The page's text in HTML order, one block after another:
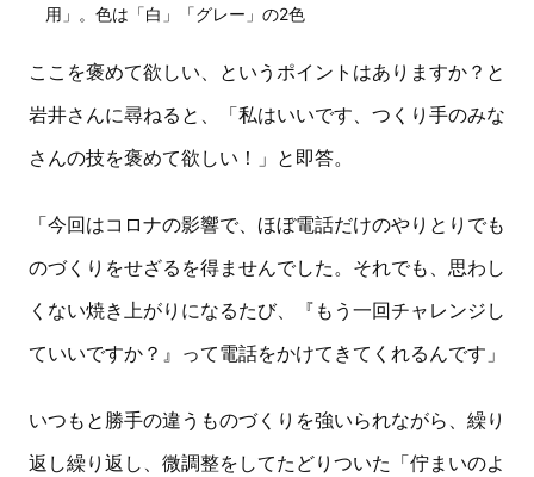
用」。色は「白」「グレー」の2色
ここを褒めて欲しい、というポイントはありますか？と
岩井さんに尋ねると、「私はいいです、つくり手のみな
さんの技を褒めて欲しい！」と即答。
「今回はコロナの影響で、ほぼ電話だけのやりとりでも
のづくりをせざるを得ませんでした。それでも、思わし
くない焼き上がりになるたび、『もう一回チャレンジし
ていいですか？』って電話をかけてきてくれるんです」
いつもと勝手の違うものづくりを強いられながら、繰り
返し繰り返し、微調整をしてたどりついた「佇まいのよ